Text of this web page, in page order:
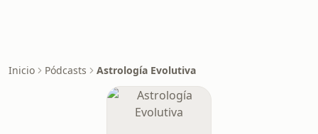
Inicio Pódcasts Astrología Evolutiva